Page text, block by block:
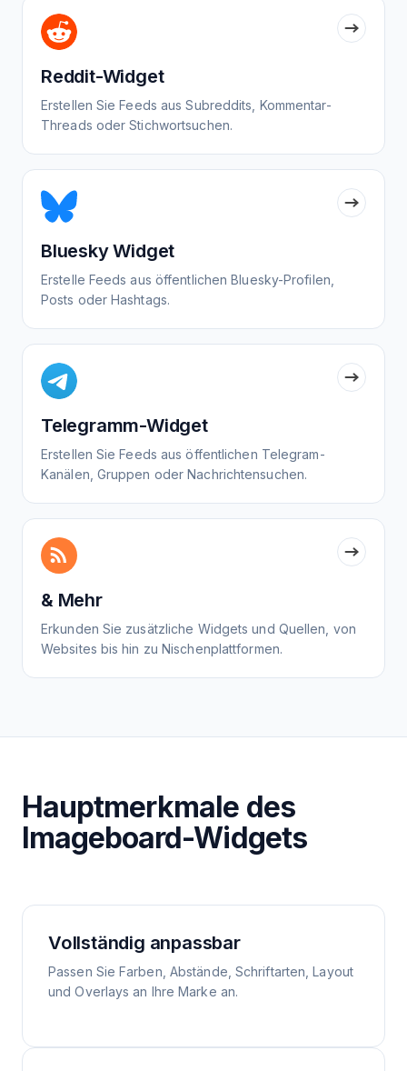
Reddit-Widget
Erstellen Sie Feeds aus Subreddits, Kommentar-
Threads oder Stichwortsuchen.
Bluesky Widget
Erstelle Feeds aus öffentlichen Bluesky-Profilen,
Posts oder Hashtags.
Telegramm-Widget
Erstellen Sie Feeds aus öffentlichen Telegram-
Kanälen, Gruppen oder Nachrichtensuchen.
& Mehr
Erkunden Sie zusätzliche Widgets und Quellen, von
Websites bis hin zu Nischenplattformen.
Hauptmerkmale des
Imageboard-Widgets
Vollständig anpassbar
Passen Sie Farben, Abstände, Schriftarten, Layout
und Overlays an Ihre Marke an.